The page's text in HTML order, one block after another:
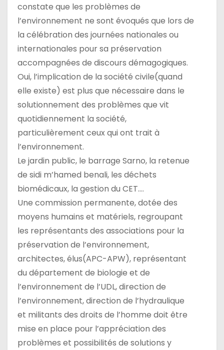
constate que les problèmes de
l’environnement ne sont évoqués que lors de
la célébration des journées nationales ou
internationales pour sa préservation
accompagnées de discours démagogiques.
Oui, l’implication de la société civile(quand
elle existe) est plus que nécessaire dans le
solutionnement des problèmes que vit
quotidiennement la société,
particulièrement ceux qui ont trait à
l’environnement.
Le jardin public, le barrage Sarno, la retenue
de sidi m’hamed benali, les déchets
biomédicaux, la gestion du CET….
Une commission permanente, dotée des
moyens humains et matériels, regroupant
les représentants des associations pour la
préservation de l’environnement,
architectes, élus(APC-APW), représentant
du département de biologie et de
l’environnement de l’UDL, direction de
l’environnement, direction de l’hydraulique
et militants des droits de l’homme doit être
mise en place pour l’appréciation des
problèmes et possibilités de solutions y